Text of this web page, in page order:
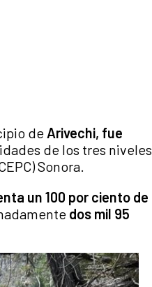
de Arivechi, fue
de los tres niveles
Sonora.
un 100 por ciento de
dos mil 95